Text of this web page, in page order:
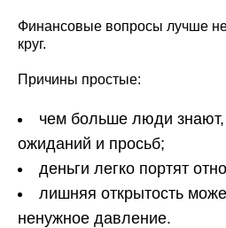
Финансовые вопросы лучше
круг.
Причины простые:
чем больше люди
ожиданий и просьб;
деньги легко портят
лишняя открытость
ненужное давление.